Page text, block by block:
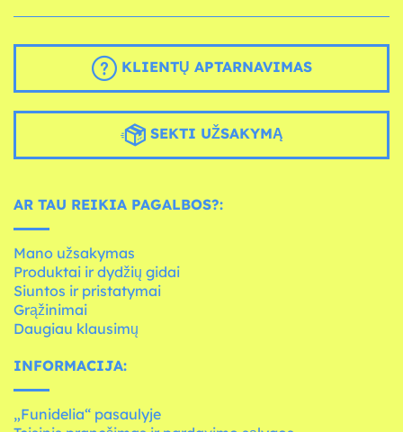
KLIENTŲ APTARNAVIMAS
SEKTI UŽSAKYMĄ
AR TAU REIKIA PAGALBOS?:
Mano užsakymas
Produktai ir dydžių gidai
Siuntos ir pristatymai
Grąžinimai
Daugiau klausimų
INFORMACIJA:
„Funidelia“ pasaulyje